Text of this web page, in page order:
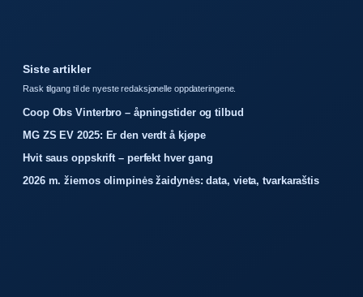
Siste artikler
Rask tilgang til de nyeste redaksjonelle oppdateringene.
Coop Obs Vinterbro – åpningstider og tilbud
MG ZS EV 2025: Er den verdt å kjøpe
Hvit saus oppskrift – perfekt hver gang
2026 m. žiemos olimpinės žaidynės: data, vieta, tvarkaraštis